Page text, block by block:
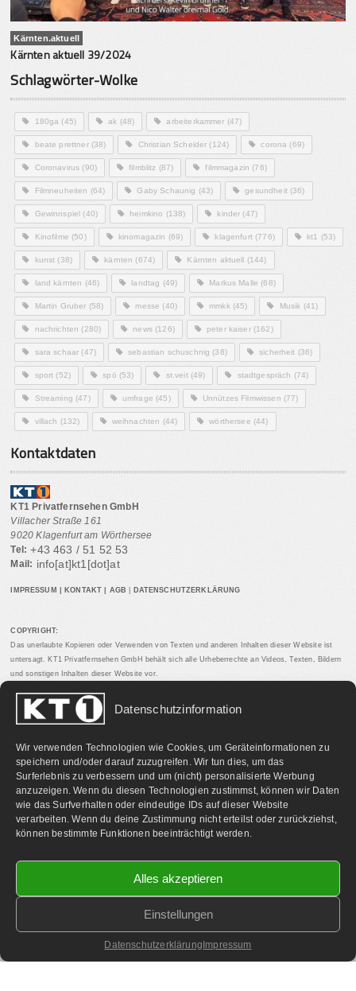
Datenschutzinformation
Wir verwenden Technologien wie Cookies, um Geräteinformationen zu
speichern und/oder darauf zuzugreifen. Wir tun dies, um das
Surferlebnis zu verbessern und um (nicht) personalisierte Werbung
anzuzeigen. Wenn du diesen Technologien zustimmst, können wir Daten
wie das Surfverhalten oder eindeutige IDs auf dieser Website
verarbeiten. Wenn du deine Zustimmung nicht erteilst oder zurückziehst,
können bestimmte Funktionen beeinträchtigt werden.
Alles akzeptieren
Einstellungen
Datenschutzerklärung Impressum
Kärnten.aktuell
Kärnten aktuell 39/2024
Schlagwörter-Wolke
180ga (45) ak (48) arbeiterkammer (47)
beate prettner(38) Christian Scheider (124) corona (69)
Coronavirus (90) filmblitz (87) filmmagazin (76)
Filmneuheiten (64) Gaby Schaunig (43) gesundheit(36)
Gewinnspiel (40) heimkino (138) kinder (47)
Kinofilme (50) kinomagazin (69) klagenfurt(776) kt1 (53)
kunst (38) kärnten (674) Kärnten aktuell (144)
land kärnten (46) landtag (49) Markus Malle (68)
Martin Gruber (58) messe (40) mmkk(45) Musik (41)
nachrichten (280) news(126) peter kaiser(162)
sara schaar (47) sebastian schuschnig (38) sicherheit (36)
sport (52) spö (53) st.veit(49) stadtgespräch (74)
Streaming (47) umfrage (45) Unnützes Filmwissen (77)
villach (132) weihnachten (44) wörthersee (44)
Kontaktdaten
KT1 Privatfernsehen GmbH
Villacher Straße 161
9020 Klagenfurt am Wörthersee
Tel: +43 463 / 51 52 53
Mail: info[at]kt1[dot]at
IMPRESSUM KONTAKT AGB DATENSCHUTZERKLÄRUNG
COPYRIGHT:
Das unerlaubte Kopieren oder Verwenden von Texten und anderen Inhalten dieser Website ist
untersagt. KT1 Privatfernsehen GmbH behält sich alle Urheberrechte an Videos, Texten, Bildern
und sonstigen Inhalten dieser Website vor.
PARTNERLINKS:
2026 KT1 Privatfernsehen - Alle Rechte vorbehalten.
Homepage & Webbetreuung DF-Media.at